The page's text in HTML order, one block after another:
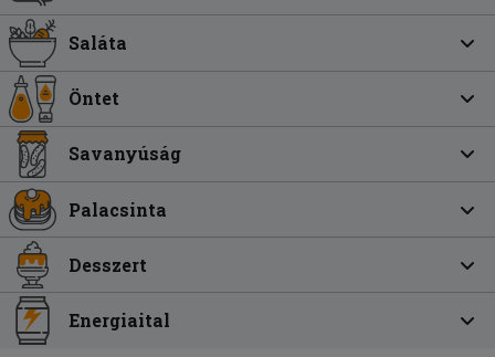
Saláta
Öntet
Savanyúság
Palacsinta
Desszert
Energiaital